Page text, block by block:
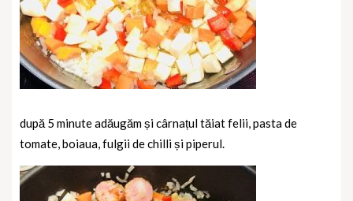
după 5 minute adăugăm și cârnațul tăiat felii, pasta de
tomate, boiaua, fulgii de chilli și piperul.